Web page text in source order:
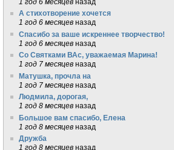
А стихотворение хочется
1 год 6 месяцев назад
Спасибо за ваше искреннее творчество!
1 год 6 месяцев назад
Со Святками ВАс, уважаемая Марина!
1 год 7 месяцев назад
Матушка, прочла на
1 год 7 месяцев назад
Людмила, дорогая,
1 год 8 месяцев назад
Большое вам спасибо, Елена
1 год 8 месяцев назад
Дружба
1 год 8 месяцев назад